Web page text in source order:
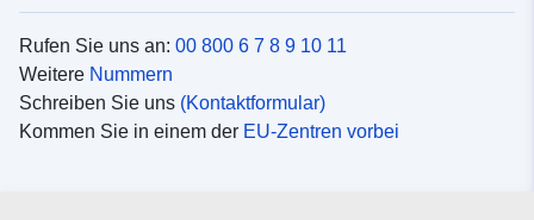
Rufen Sie uns an: 00 800 6 7 8 9 10 11
Weitere Nummern
Schreiben Sie uns (Kontaktformular)
Kommen Sie in einem der EU-Zentren vorbei